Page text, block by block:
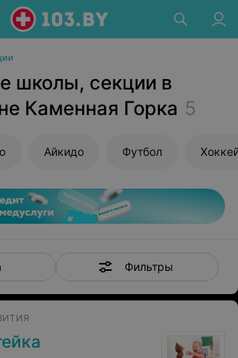
школы, секции в
Каменная Горка 5
Айкидо Футбол
Фильтры